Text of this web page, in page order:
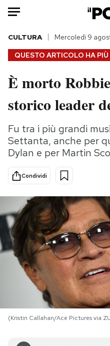
HOME
Italia
Politica
Tecnologia
Internet
Scienza
Cultura
Economia
Sport
PODCAST
NEWSLETTER
I MIEI PREFERITI
SHOP
QUESTO ARTICOLO HA PIÙ
CULTURA Mercoledì 9
È morto
storico leader
Fu tra i più grandi
Settanta, anche per
Dylan e per Martin
Condividi
(Kristin Callahan/Ace Pictures via